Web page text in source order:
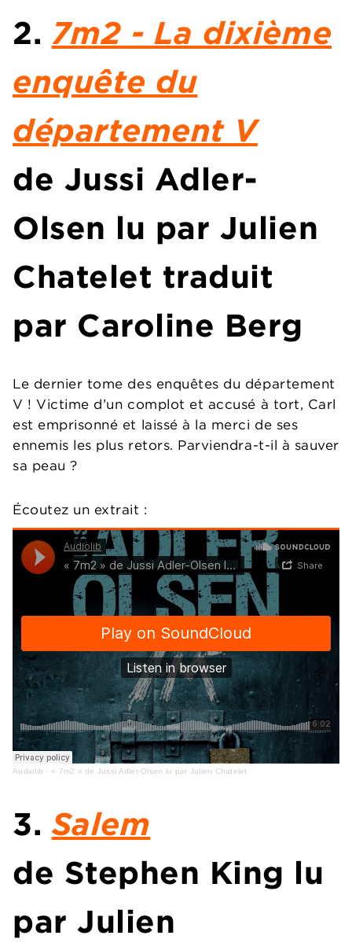
2. 7m2 - La dixième
enquête du
département V
de Jussi Adler-
Olsen lu par Julien
Chatelet traduit
par Caroline Berg
Le dernier tome des enquêtes du département
V ! Victime d’un complot et accusé à tort, Carl
est emprisonné et laissé à la merci de ses
ennemis les plus retors. Parviendra-t-il à sauver
sa peau ?
Écoutez un extrait :
Audiolib · « 7m2 » de Jussi Adler-Olsen lu par Julien Chatelet
3.Salem
de Stephen King lu
parJulien